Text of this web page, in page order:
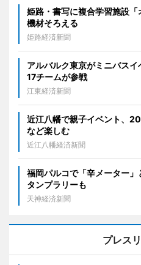
姫路・書写に複合学習施設
機材そろえる
姫路経済新聞
アルバルク東京がミニバス
17チームが参戦
江東経済新聞
近江八幡で親子イベント、
など楽しむ
近江八幡経済新聞
福岡パルコで「辛メーター
タンプラリーも
天神経済新聞
プレス